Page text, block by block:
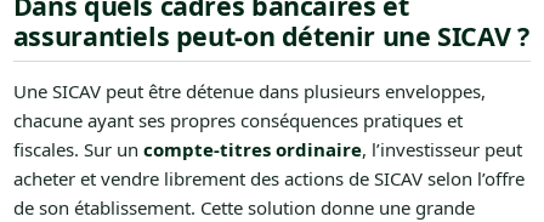
assurantiels peut-on détenir une SICAV ?
Une SICAV peut être détenue dans plusieurs enveloppes,
chacune ayant ses propres conséquences pratiques et
fiscales. Sur un compte-titres ordinaire, l’investisseur peut
acheter et vendre librement des actions de SICAV selon l’offre
de son établissement. Cette solution donne une grande